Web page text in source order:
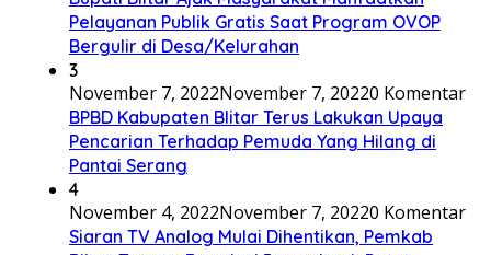
Pelayanan Publik Gratis Saat Program OVOP
Bergulir di Desa/Kelurahan
3
November 7, 2022November 7, 20220 Komentar
BPBD Kabupaten Blitar Terus Lakukan Upaya
Pencarian Terhadap Pemuda Yang Hilang di
Pantai Serang
4
November 4, 2022November 7, 20220 Komentar
Siaran TV Analog Mulai Dihentikan, Pemkab